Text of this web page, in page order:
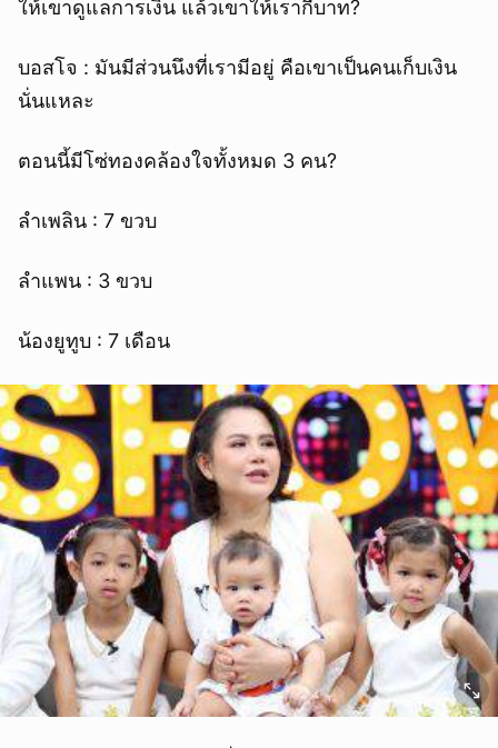
ให้เขาดูแลการเงิน แล้วเขาให้เรากี่บาท?
บอสโจ : มันมีส่วนนึงที่เรามีอยู่ คือเขาเป็นคนเก็บเงิน
นั่นแหละ
ตอนนี้มีโซ่ทองคล้องใจทั้งหมด 3 คน?
ลำเพลิน : 7 ขวบ
ลำแพน : 3 ขวบ
น้องยูทูบ : 7 เดือน